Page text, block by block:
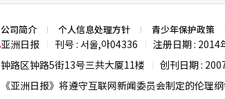
公司简介 个人信息处理方针 青少年保护政策
亚洲日报 刊号 : 서울,아04336 注册日期 : 2014
钟路区钟路5街13号三共大厦11楼
创刊日期 :
《亚洲日报》将遵守互联网新闻委员会制定的伦理纲